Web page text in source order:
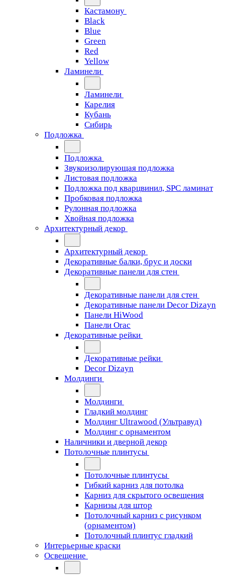
Кастамону
Black
Blue
Green
Red
Yellow
Ламинели
Ламинели
Карелия
Кубань
Сибирь
Подложка
Подложка
Звукоизолирующая подложка
Листовая подложка
Подложка под кварцвинил, SPC ламинат
Пробковая подложка
Рулонная подложка
Хвойная подложка
Архитектурный декор
Архитектурный декор
Декоративные балки, брус и доски
Декоративные панели для стен
Декоративные панели для стен
Декоративные панели Decor Dizayn
Панели HiWood
Панели Orac
Декоративные рейки
Декоративные рейки
Decor Dizayn
Молдинги
Молдинги
Гладкий молдинг
Молдинг Ultrawood (Ультравуд)
Молдинг с орнаментом
Наличники и дверной декор
Потолочные плинтусы
Потолочные плинтусы
Гибкий карниз для потолка
Карниз для скрытого освещения
Карнизы для штор
Потолочный карниз с рисунком
(орнаментом)
Потолочный плинтус гладкий
Интерьерные краски
Освещение